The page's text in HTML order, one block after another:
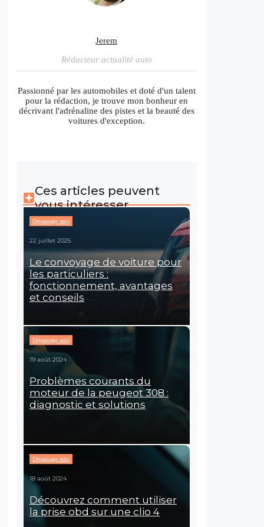
Jerem
Rédacteur actualité auto
Passionné par les automobiles et doté d'un talent
pour la rédaction, je trouve mon bonheur en
décrivant l'adrénaline des pistes et la beauté des
voitures d'exception.
Ces articles peuvent
vous intéresser
Dépannage auto
22 juillet 2025
Le convoyage de voiture pour
les particuliers :
fonctionnement, avantages
et conseils
Dépannage auto
19 août 2024
Problèmes courants du
moteur de la peugeot 308 :
diagnostic et solutions
Dépannage auto
18 août 2024
Découvrez comment utiliser
la prise obd sur une clio 4